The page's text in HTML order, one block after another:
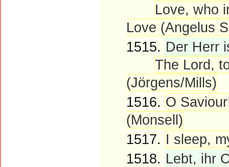
Love, who
Love (Angelus
1515. Der Herr
The Lord,
(Jörgens/Mills)
1516. O
(Monsell)
1517. I sleep,
1518. Lebt, ihr